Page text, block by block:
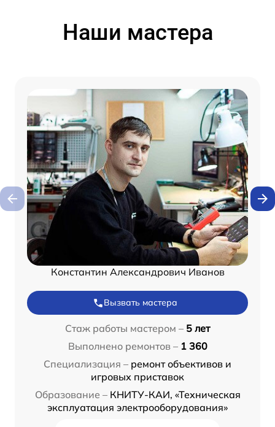
Наши мастера
Константин Александрович Иванов
Вызвать мастера
Стаж работы мастером – 5 лет
Выполнено ремонтов – 1 360
Специализация – ремонт объективов и
игровых приставок
Образование – КНИТУ-КАИ, «Техническая
эксплуатация электрооборудования»